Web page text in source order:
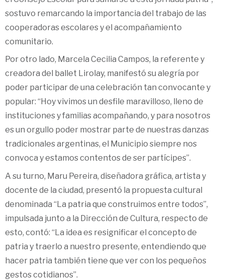
sostuvo remarcando la importancia del trabajo de las
cooperadoras escolares y el acompañamiento
comunitario.
Por otro lado, Marcela Cecilia Campos, la referente y
creadora del ballet Lirolay, manifestó su alegría por
poder participar de una celebración tan convocante y
popular: “Hoy vivimos un desfile maravilloso, lleno de
instituciones y familias acompañando, y para nosotros
es un orgullo poder mostrar parte de nuestras danzas
tradicionales argentinas, el Municipio siempre nos
convoca y estamos contentos de ser partícipes”.
A su turno, Maru Pereira, diseñadora gráfica, artista y
docente de la ciudad, presentó la propuesta cultural
denominada “La patria que construimos entre todos”,
impulsada junto a la Dirección de Cultura, respecto de
esto, contó: “La idea es resignificar el concepto de
patria y traerlo a nuestro presente, entendiendo que
hacer patria también tiene que ver con los pequeños
gestos cotidianos”.